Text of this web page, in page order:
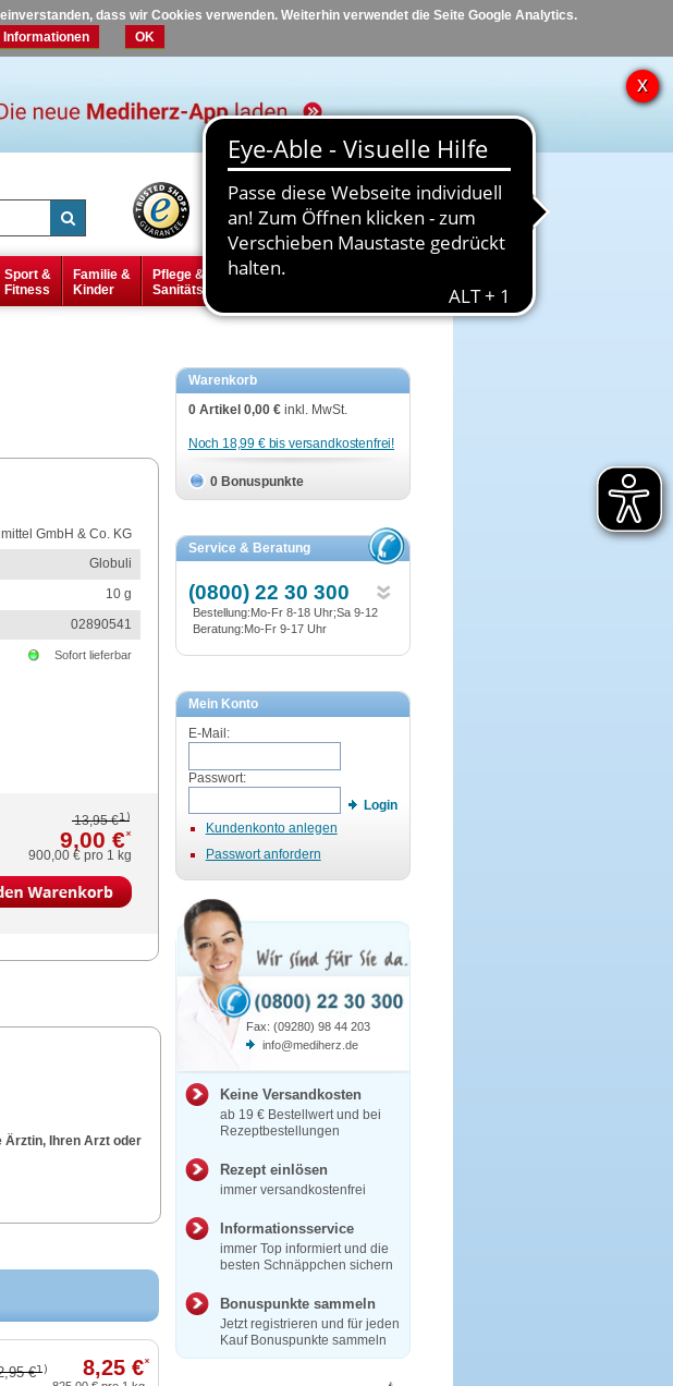
dass wir Cookies verwenden. Weiterhin verwendet die Seite Google Analytics.
Informationen OK
Hilfe Kontakt
Sport &
Fitness
Familie &
Kinder
Pflege &
Sanitätsbedarf
Diabetes
GmbH & Co. KG
Globuli
10 g
02890541
Sofort lieferbar
13,95 €1)
9,00 €*
900,00 €pro 1 kg
Ärztin, Ihren Arzt oder
€1) 8,25 €*
Warenkorb
0 Artikel 0,00 € inkl. MwSt.
Noch 18,99 € bis versandkostenfrei!
0 Bonuspunkte
Service & Beratung
(0800) 22 30 300
Bestellung:Mo-Fr 8-18 Uhr;Sa 9-12
Beratung:Mo-Fr 9-17 Uhr
Mein Konto
E-Mail:
Passwort:
Login
Kundenkonto anlegen
Passwort anfordern
Fax: (09280) 98 44 203
info@mediherz.de
Keine Versandkosten
ab 19 € Bestellwert und bei
Rezeptbestellungen
Rezept einlösen
immer versandkostenfrei
Informationsservice
immer Top informiert und die
besten Schnäppchen sichern
Bonuspunkte sammeln
Jetzt registrieren und für jeden
Kauf Bonuspunkte sammeln